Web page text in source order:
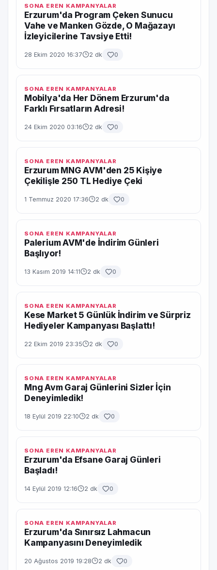
SONA EREN KAMPANYALAR
Erzurum'da Program Çeken Sunucu
Vahe ve Manken Gözde, O Mağazayı
İzleyicilerine Tavsiye Etti!
28 Ekim 2020 16:37 2 dk 0
SONA EREN KAMPANYALAR
Mobilya'da Her Dönem Erzurum'da
Farklı Fırsatların Adresi!
24 Ekim 2020 03:16 2 dk 0
SONA EREN KAMPANYALAR
Erzurum MNG AVM'den 25 Kişiye
Çekilişle 250 TL Hediye Çeki
1 Temmuz 2020 17:36 2 dk 0
SONA EREN KAMPANYALAR
Palerium AVM'de İndirim Günleri
Başlıyor!
13 Kasım 2019 14:11 2 dk 0
SONA EREN KAMPANYALAR
Kese Market 5 Günlük İndirim ve Sürpriz
Hediyeler Kampanyası Başlattı!
22 Ekim 2019 23:35 2 dk 0
SONA EREN KAMPANYALAR
Mng Avm Garaj Günlerini Sizler İçin
Deneyimledik!
18 Eylül 2019 22:10 2 dk 0
SONA EREN KAMPANYALAR
Erzurum'da Efsane Garaj Günleri
Başladı!
14 Eylül 2019 12:16 2 dk 0
SONA EREN KAMPANYALAR
Erzurum'da Sınırsız Lahmacun
Kampanyasını Deneyimledik
20 Ağustos 2019 19:28 2 dk 0